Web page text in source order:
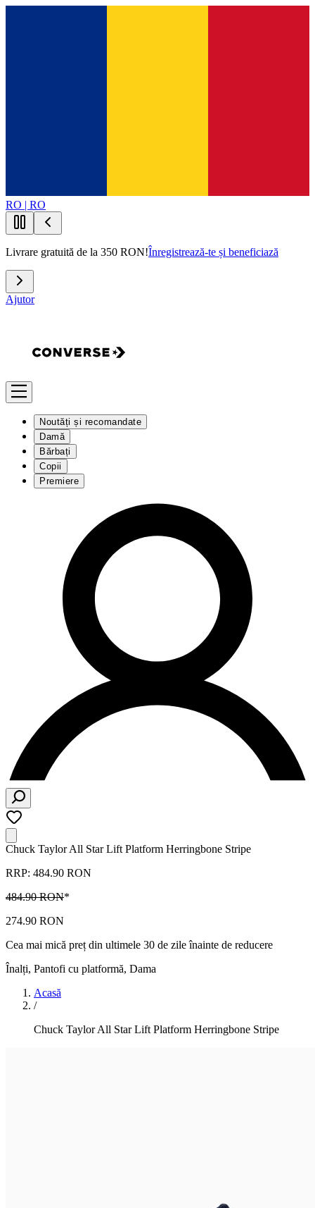
RO | RO
Livrare gratuită de la 350 RON!Înregistrează-te și beneficiază
Ajutor
Noutăți și recomandate
Damă
Bărbați
Copii
Premiere
Chuck Taylor All Star Lift Platform Herringbone Stripe
RRP: 484.90 RON
484.90 RON*
274.90 RON
Cea mai mică preț din ultimele 30 de zile înainte de reducere
Înalți, Pantofi cu platformă, Dama
Acasă
/
Chuck Taylor All Star Lift Platform Herringbone Stripe